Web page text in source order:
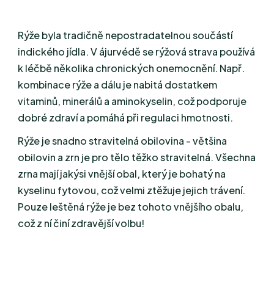
Rýže byla tradičně nepostradatelnou součástí
indického jídla. V ájurvédě se rýžová strava používá
k léčbě několika chronických onemocnění. Např.
kombinace rýže a dálu je nabitá dostatkem
vitaminů, minerálů a aminokyselin, což podporuje
dobré zdraví a pomáhá při regulaci hmotnosti.
Rýže je snadno stravitelná obilovina - většina
obilovin a zrn je pro tělo těžko stravitelná. Všechna
zrna mají jakýsi vnější obal, který je bohatý na
kyselinu fytovou, což velmi ztěžuje jejich trávení.
Pouze leštěná rýže je bez tohoto vnějšího obalu,
což z ní činí zdravější volbu!